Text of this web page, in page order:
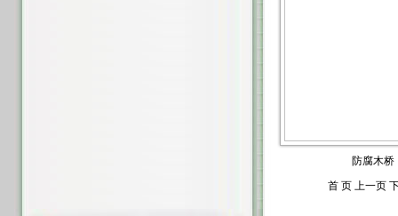
防腐木桥
首 页 上一页